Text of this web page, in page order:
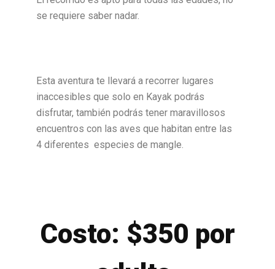
se requiere saber nadar.
Esta aventura te llevará a recorrer lugares
inaccesibles que solo en Kayak podrás
disfrutar, también podrás tener maravillosos
encuentros con las aves que habitan entre las
4 diferentes especies de mangle.
Costo: $350 por